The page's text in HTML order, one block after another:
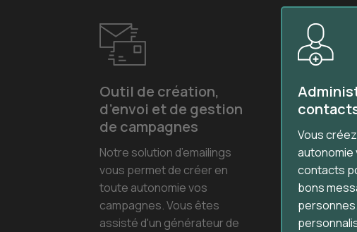
Outil de création,
d’envoi et de gestion
de campagnes
Notre solution d’emailings
vous permet de créer en
toute autonomie vos
campagnes. Vous êtes
assisté d'un générateur de
Vous
autonomie
contacts
bons